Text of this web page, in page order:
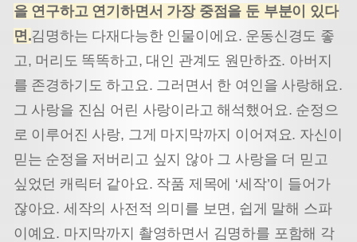
을 연구하고 연기하면서 가장 중점을 둔 부분이 있다
면 .김명하는 다재다능한 인물이에요. 운동신경도 좋
고, 머리도 똑똑하고, 대인 관계도 원만하죠. 아버지
를 존경하기도 하고요. 그러면서 한 여인을 사랑해요.
그 사랑을 진심 어린 사랑이라고 해석했어요. 순정으
로 이루어진 사랑, 그게 마지막까지 이어져요. 자신이
믿는 순정을 저버리고 싶지 않아 그 사랑을 더 믿고
싶었던 캐릭터 같아요. 작품 제목에 ‘세작’이 들어가
잖아요. 세작의 사전적 의미를 보면, 쉽게 말해 스파
이예요. 마지막까지 촬영하면서 김명하를 포함해 각